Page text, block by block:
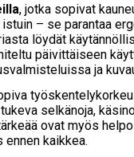
, jotka sopivat
– se parantaa
löydät
päivittäiseen
ja
selkänoja,
ovat myös
kaikkea.